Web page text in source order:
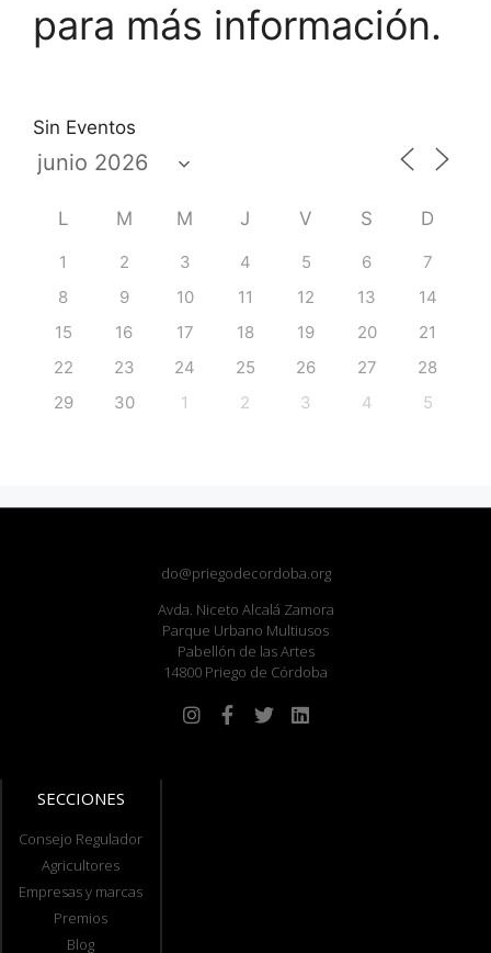
para más información.
Sin Eventos
L M M J V S D
1 2 3 4 5 6
7
8
9 10 11 12 13
14
15
16 17 18 19 20
21
22
23 24 25 26 27
28
29
30 1 2 3 4 5
do@priegodecordoba.org
Avda. Niceto Alcalá Zamora
Parque Urbano Multiusos
Pabellón de las Artes
14800 Priego de Córdoba
SECCIONES
Consejo Regulador
Agricultores
Empresas y marcas
Premios
Blog